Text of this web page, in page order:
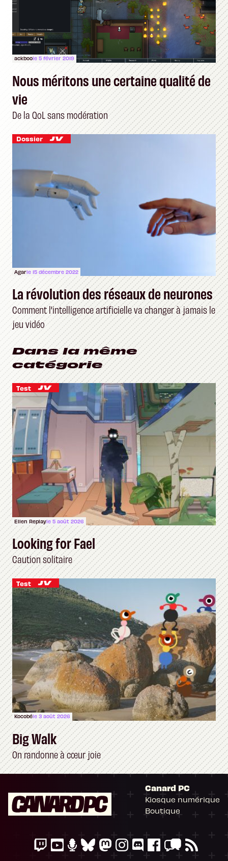
ackboole 5 février 2019
Nous méritons une certaine qualité de
vie
De la QoL sans modération
Dossier
Agarle 15 décembre 2022
La révolution des réseaux de neurones
Comment l'intelligence artificielle va changer à jamais le
jeu vidéo
Dans la même
catégorie
Test
Ellen Replayle 5 août 2026
Looking for Fael
Caution solitaire
Test
Kocobéle 3 août 2026
Big Walk
On randonne à cœur joie
Canard PC
Kiosque numérique
Boutique